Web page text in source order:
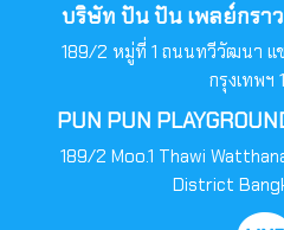
บริษัท ปัน ปัน เพลย์กรา
189/2 หมู่ที่ 1 ถนนทวีวัฒนา แ
กรุงเทพฯ
PUN PUN
189/2 Moo.1 Thawi
District